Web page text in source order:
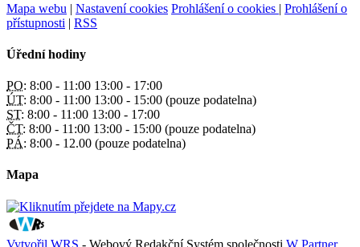
Mapa webu | Nastavení cookies Prohlášení o cookies | Prohlášení o
přístupnosti | RSS
Úřední hodiny
PO: 8:00 - 11:00 13:00 - 17:00
ÚT: 8:00 - 11:00 13:00 - 15:00 (pouze podatelna)
ST: 8:00 - 11:00 13:00 - 17:00
ČT: 8:00 - 11:00 13:00 - 15:00 (pouze podatelna)
PÁ: 8:00 - 12.00 (pouze podatelna)
Mapa
Vytvořil WRS - Webový Redakční Systém společnosti W Partner